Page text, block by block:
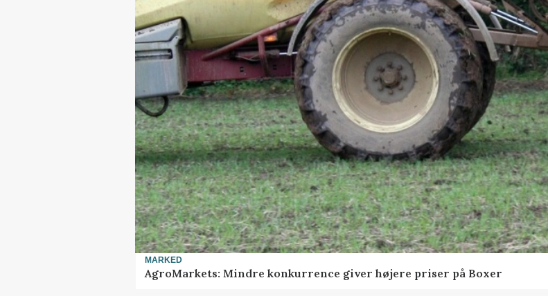
MARKED
AgroMarkets: Mindre konkurrence giver højere priser på Boxer